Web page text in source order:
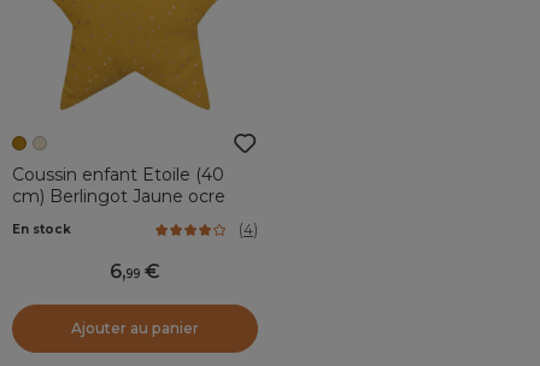
Coussin enfant Etoile (40
cm) Berlingot Jaune ocre
En stock (4)
6,99
Ajouter au panier